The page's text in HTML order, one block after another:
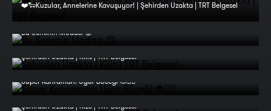
❤️🐑Kuzular, Annelerine Kavuşuyor! | Şehirden Uzakta | TRT Belgesel
Bu Senenin Modası 😊
Şehirden Uzakta | Kilis | TRT Belgesel
Süper Kahraman: Uğur Böceği 🐞🦸‍♂️
Şehirden Uzakta | Rize | TRT Belgesel